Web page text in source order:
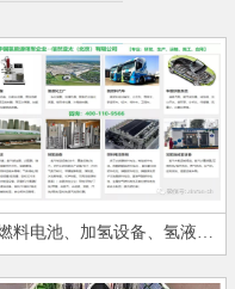
氢燃料电池、加氢设备、氢液化、…